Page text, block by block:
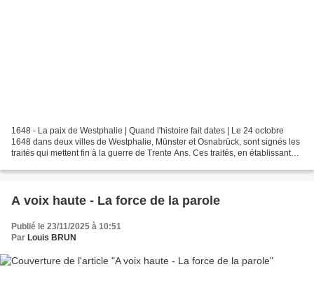
1648 - La paix de Westphalie | Quand l'histoire fait dates | Le 24 octobre
1648 dans deux villes de Westphalie, Münster et Osnabrück, sont signés les
traités qui mettent fin à la guerre de Trente Ans. Ces traités, en établissant
A voix haute - La force de la parole
Publié le 23/11/2025 à 10:51
Par Louis BRUN